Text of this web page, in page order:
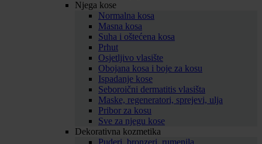
Njega kose
Normalna kosa
Masna kosa
Suha i oštećena kosa
Prhut
Osjetljivo vlasište
Obojana kosa i boje za kosu
Ispadanje kose
Seboroični dermatitis vlasišta
Maske, regeneratori, sprejevi, ulja
Pribor za kosu
Sve za njegu kose
Dekorativna kozmetika
Puderi, bronzeri, rumenila